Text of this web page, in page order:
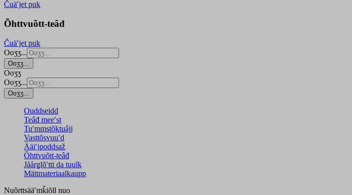
Čuäʹjet puk
Õhttvuõtt-teâđ
Čuäʹjet puk
Ooʒʒ...
Ooʒʒ...
Ooʒʒ
Ooʒʒ...
Ooʒʒ...
Ouddseidd
Teâđ meeʹst
Tuʹmmstõktuâjj
Vasttõsvuuʹd
Ääiʹjpoddsaž
Õhttvuõtt-teâđ
Jåårǥlõʹtti da tuulk
Mättmateriaalkaupp
Nuõrttsääʹmǩiõll nuo